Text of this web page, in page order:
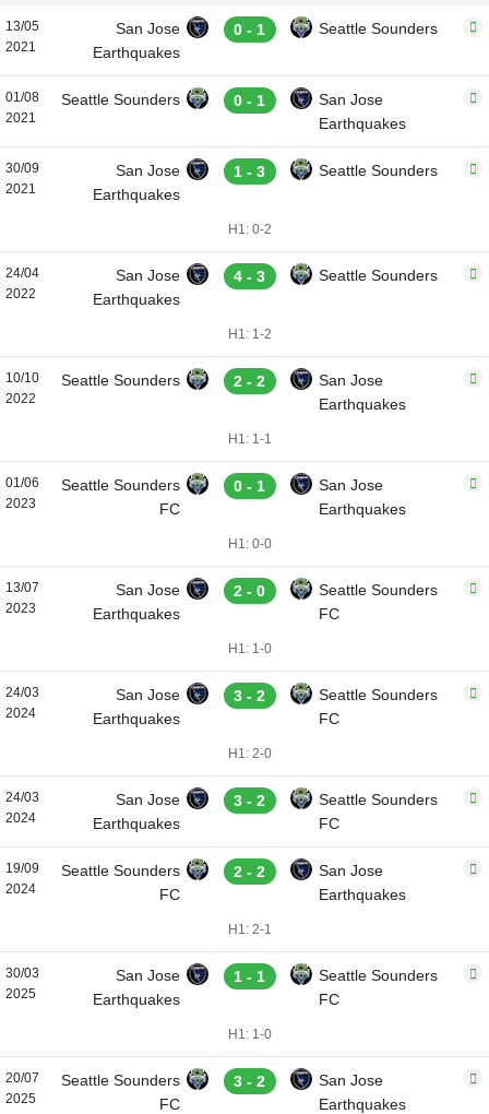
13/05
2021
San Jose
Earthquakes
0 - 1 Seattle Sounders
01/08
2021
Seattle Sounders 0 - 1
San Jose
Earthquakes
30/09
2021
San Jose
Earthquakes
1 - 3 Seattle Sounders
H1: 0-2
24/04
2022
San Jose
Earthquakes
4 - 3 Seattle Sounders
H1: 1-2
10/10
2022
Seattle Sounders 2 - 2
San Jose
Earthquakes
H1: 1-1
01/06
2023
Seattle Sounders
FC
0 - 1
San Jose
Earthquakes
H1: 0-0
13/07
2023
San Jose
Earthquakes
2 - 0
Seattle Sounders
FC
H1: 1-0
24/03
2024
San Jose
Earthquakes
3 - 2
Seattle Sounders
FC
H1: 2-0
24/03
2024
San Jose
Earthquakes
3 - 2
Seattle Sounders
FC
19/09
2024
Seattle Sounders
FC
2 - 2
San Jose
Earthquakes
H1: 2-1
30/03
2025
San Jose
Earthquakes
1 - 1
Seattle Sounders
FC
H1: 1-0
20/07
2025
Seattle Sounders
FC
3 - 2
San Jose
Earthquakes